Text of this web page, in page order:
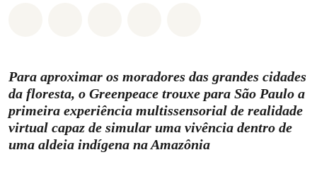
Para aproximar os moradores das grandes cidades
da floresta, o Greenpeace trouxe para São Paulo a
primeira experiência multissensorial de realidade
virtual capaz de simular uma vivência dentro de
uma aldeia indígena na Amazônia